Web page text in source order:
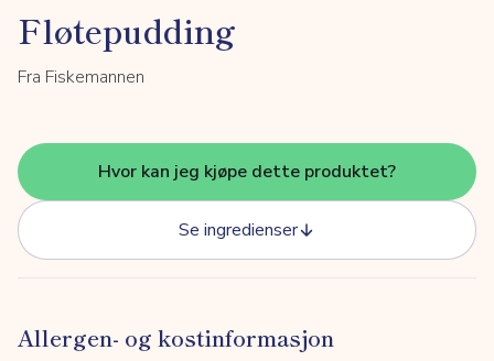
Fløtepudding
Fra Fiskemannen
Hvor kan jeg kjøpe dette produktet?
Se ingredienser
Allergen- og kostinformasjon